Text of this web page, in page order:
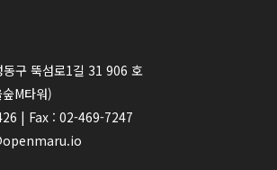
구 뚝섬로1길 31 906 호
M타워)
| Fax : 02-469-7247